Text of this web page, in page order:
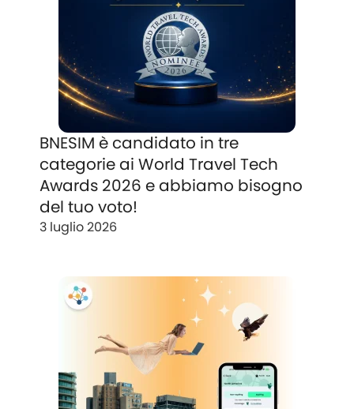
BNESIM è candidato in tre
categorie ai World Travel Tech
Awards 2026 e abbiamo bisogno
del tuo voto!
3 luglio 2026